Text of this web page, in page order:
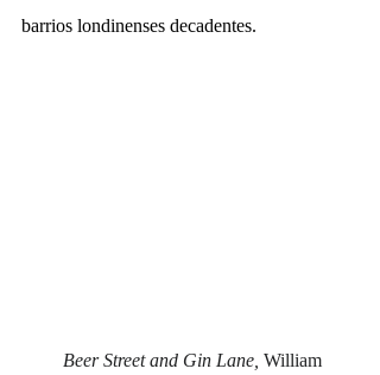
barrios londinenses decadentes.
Beer Street and Gin Lane, William